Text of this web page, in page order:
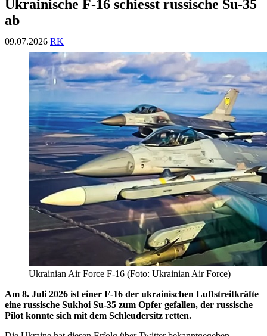
Ukrainische F-16 schiesst russische Su-35
ab
09.07.2026 RK
Ukrainian Air Force F-16 (Foto: Ukrainian Air Force)
Am 8. Juli 2026 ist einer F-16 der ukrainischen Luftstreitkräfte
eine russische Sukhoi Su-35 zum Opfer gefallen, der russische
Pilot konnte sich mit dem Schleudersitz retten.